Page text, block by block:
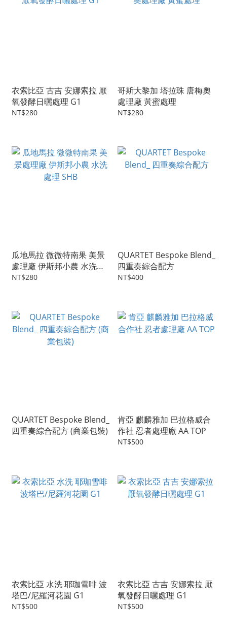
衣索比亞 古吉 安娜索拉 厭
氧發酵日曬處理 G1
NT$280
哥斯大黎加 塔拉珠 唐梅奧
處理廠 黃蜜處理
NT$280
瓜地馬拉 微微特南果 美景
處理廠 伊斯邦小農 水洗處
理 SHB
NT$280
QUARTET Bespoke Blend_
四重奏綜合配方
NT$400
QUARTET Bespoke Blend_
四重奏綜合配方 (商業包裝)
肯亞 麒麟雅加 巴拉格威合
作社 忍者處理廠 AA TOP
NT$500
衣索比亞 水洗 耶珈雪啡 波
塔巴/尼羅河花園 G1
NT$500
衣索比亞 古吉 安娜索拉 厭
氧發酵日曬處理 G1
NT$500